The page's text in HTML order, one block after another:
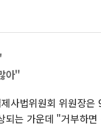
아"
사법위원회 위원장
는 가운데 "거부하